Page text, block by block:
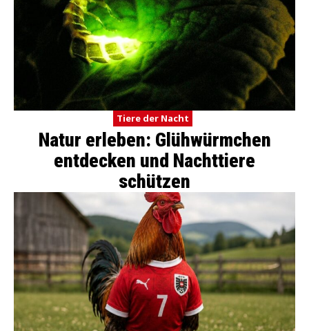
Tiere der Nacht
Natur erleben: Glühwürmchen
entdecken und Nachttiere
schützen